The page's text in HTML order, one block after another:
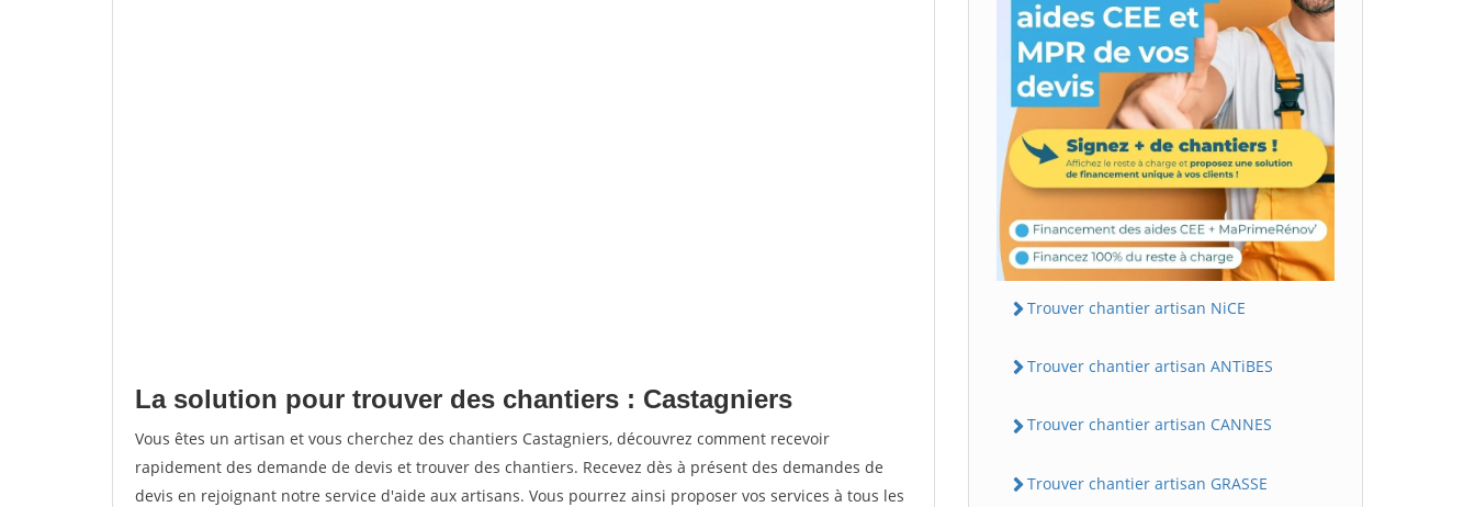
La solution pour trouver des chantiers : Castagniers
Vous êtes un artisan et vous cherchez des chantiers Castagniers, découvrez comment recevoir
rapidement des demande de devis et trouver des chantiers. Recevez dès à présent des demandes de
devis en rejoignant notre service d'aide aux artisans. Vous pourrez ainsi proposer vos services à tous les
Trouver chantier artisan NiCE
Trouver chantier artisan ANTiBES
Trouver chantier artisan CANNES
Trouver chantier artisan GRASSE